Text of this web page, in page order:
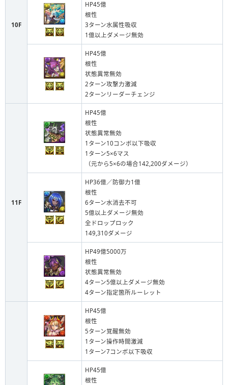
10F
HP45億
根性
3ターン水属性吸収
1億以上ダメージ無効
HP45億
根性
状態異常無効
2ターン攻撃力激減
2ターンリーダーチェンジ
11F
HP45億
根性
状態異常無効
1ターン10コンボ以下吸収
1ターン5×6マス
（元から5×6の場合142,200ダメージ）
HP36億／防御力1億
根性
6ターン水消去不可
5億以上ダメージ無効
全ドロップロック
149,310ダメージ
HP49億5000万
根性
状態異常無効
4ターン5億以上ダメージ無効
4ターン指定箇所ルーレット
HP45億
根性
5ターン覚醒無効
1ターン操作時間激減
1ターン7コンボ以下吸収
HP45億
根性